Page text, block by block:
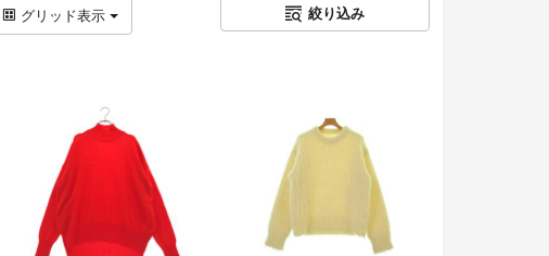
グリッド表示 絞り込み